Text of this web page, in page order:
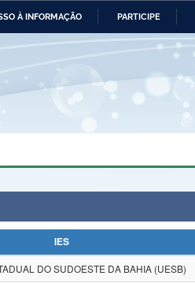
À INFORMAÇÃO PARTICIPE
Ministério da Economia
e dos Direitos Humanos
Brasil Planalto
IES
DO SUDOESTE DA BAHIA (UESB)